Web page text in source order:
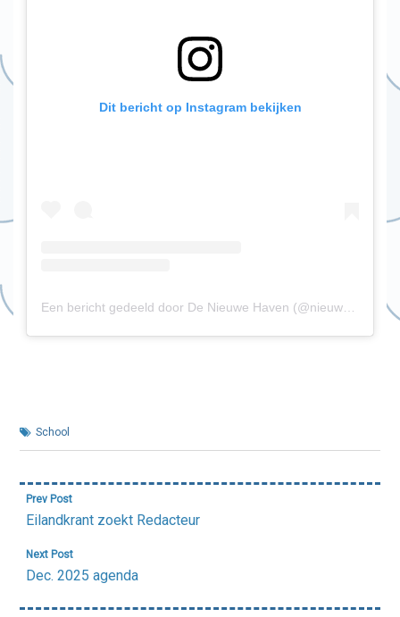
Dit bericht op Instagram bekijken
School
Bericht
navigatie
Prev Post
Eilandkrant zoekt Redacteur
Next Post
Dec. 2025 agenda